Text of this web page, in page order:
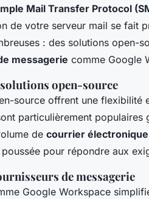
Mail Transfer Protocol
de votre serveur mail se fait
: des solutions open-
messagerie comme Google
open-source
source offrent une
particulièrement
de courrier électronique
pour répondre aux
de messagerie
Google Workspace